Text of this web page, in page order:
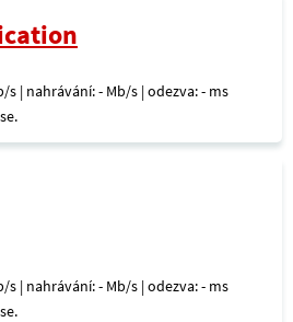
s | nahrávání: - Mb/s | odezva: - ms
s | nahrávání: - Mb/s | odezva: - ms